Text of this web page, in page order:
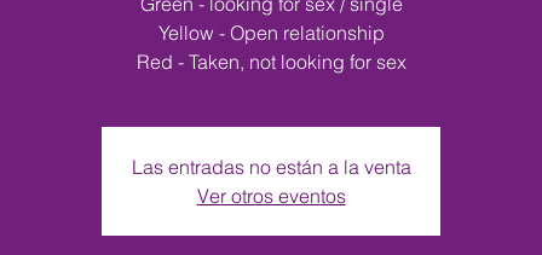
Yellow - Open relationship
Red - Taken, not looking for sex
Las entradas no están a la venta
Ver otros eventos